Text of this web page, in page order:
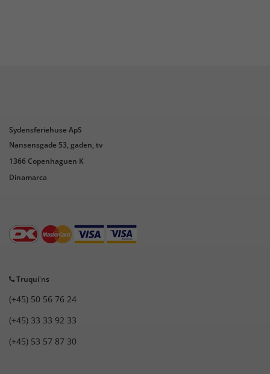
Sydensferiehuse ApS
Nansensgade 53, gaden, tv
1366 Copenhaguen K
Dinamarca
Truqui'ns
(+45) 50 56 76 24
(+45) 33 33 92 33
(+45) 53 57 87 30